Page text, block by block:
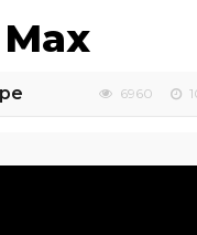
6960